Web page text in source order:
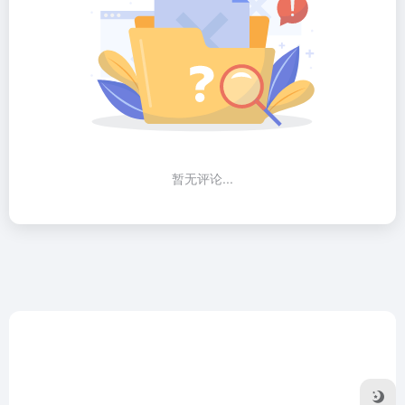
暂无评论...